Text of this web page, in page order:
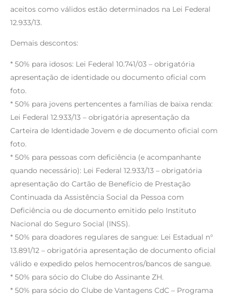
aceitos como válidos estão determinados na Lei Federal
12.933/13.
Demais descontos:
* 50% para idosos: Lei Federal 10.741/03 – obrigatória
apresentação de identidade ou documento oficial com
foto.
* 50% para jovens pertencentes a famílias de baixa renda:
Lei Federal 12.933/13 – obrigatória apresentação da
Carteira de Identidade Jovem e de documento oficial com
foto.
* 50% para pessoas com deficiência (e acompanhante
quando necessário): Lei Federal 12.933/13 – obrigatória
apresentação do Cartão de Benefício de Prestação
Continuada da Assistência Social da Pessoa com
Deficiência ou de documento emitido pelo Instituto
Nacional do Seguro Social (INSS).
* 50% para doadores regulares de sangue: Lei Estadual n°
13.891/12 – obrigatória apresentação de documento oficial
válido e expedido pelos hemocentros/bancos de sangue.
* 50% para sócio do Clube do Assinante ZH.
* 50% para sócio do Clube de Vantagens CdC – Programa